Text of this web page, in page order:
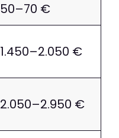
50–70 €
1.450–2.050 €
2.050–2.950 €